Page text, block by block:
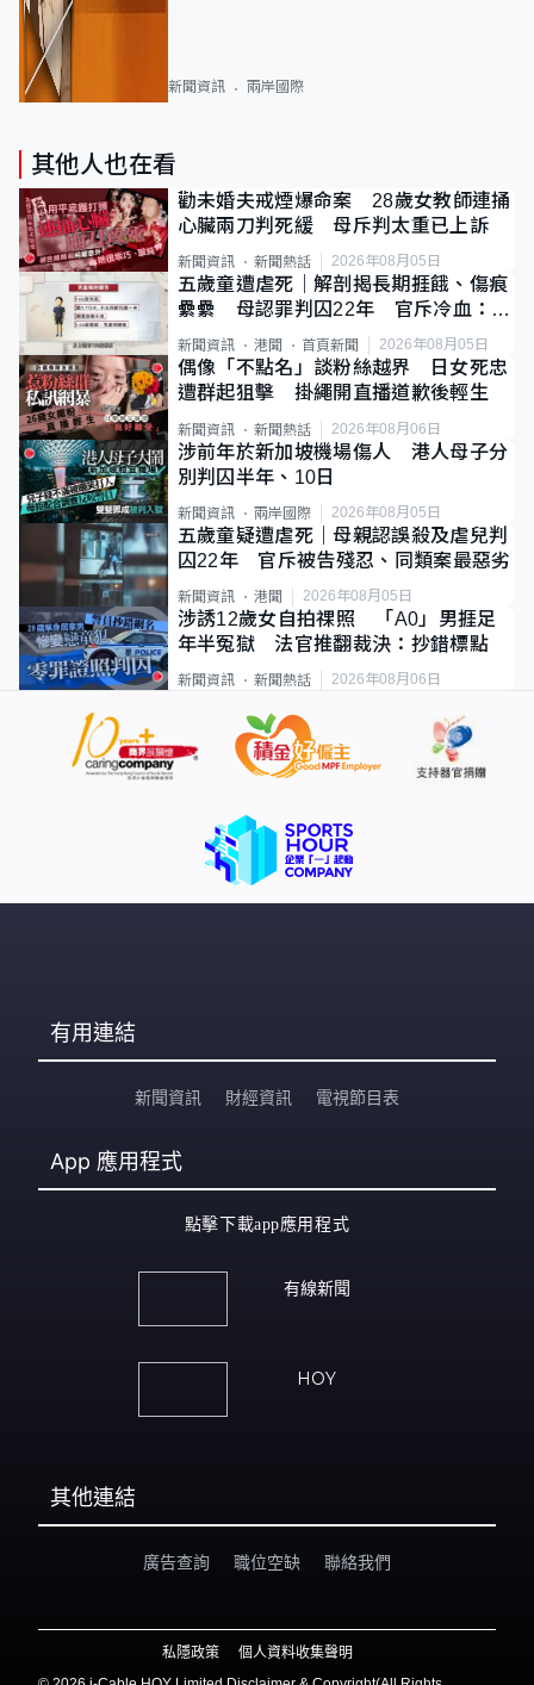
新聞資訊 兩岸國際
其他人也在看
勸未婚夫戒煙爆命案 28歲女教師連捅
心臟兩刀判死緩 母斥判太重已上訴
新聞資訊 新聞熱話 2026年08月05日
五歲童遭虐死｜解剖揭長期捱餓、傷痕
纍纍 母認罪判囚22年 官斥冷血：同
類案最惡劣
新聞資訊 港聞 首頁新聞 2026年08月05日
偶像「不點名」談粉絲越界 日女死忠
遭群起狙擊 掛繩開直播道歉後輕生
新聞資訊 新聞熱話 2026年08月06日
涉前年於新加坡機場傷人 港人母子分
別判囚半年、10日
新聞資訊 兩岸國際 2026年08月05日
五歲童疑遭虐死｜母親認誤殺及虐兒判
囚22年 官斥被告殘忍、同類案最惡劣
新聞資訊 港聞 2026年08月05日
涉誘12歲女自拍祼照 「A0」男捱足
年半冤獄 法官推翻裁決：抄錯標點
新聞資訊 新聞熱話 2026年08月06日
有用連結
新聞資訊 財經資訊 電視節目表
App 應用程式
點擊下載app應用程式
有線新聞
HOY
其他連結
廣告查詢 職位空缺 聯絡我們
私隱政策
個人資料收集聲明